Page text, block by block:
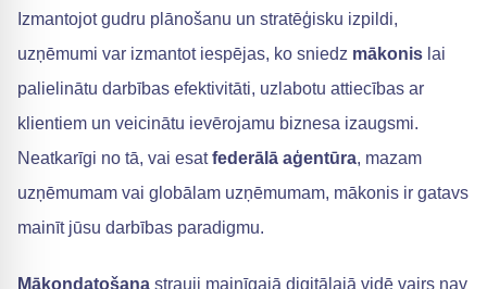
Izmantojot gudru plānošanu un stratēģisku izpildi,
uzņēmumi var izmantot iespējas, ko sniedz mākonis lai
palielinātu darbības efektivitāti, uzlabotu attiecības ar
klientiem un veicinātu ievērojamu biznesa izaugsmi.
Neatkarīgi no tā, vai esatfederālā aģentūra, mazam
uzņēmumam vai globālam uzņēmumam, mākonis ir gatavs
mainīt jūsu darbības paradigmu.
Mākoņdatošana strauji mainīgajā digitālajā vidē vairs nav